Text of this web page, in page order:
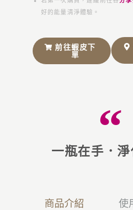
好的能量清淨體驗。
前往蝦皮下
單
一瓶在手．
商品介紹 使